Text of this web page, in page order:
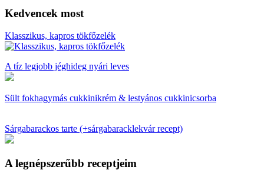
Kedvencek most
Klasszikus, kapros tökfőzelék
A tíz legjobb jéghideg nyári leves
Sült fokhagymás cukkinikrém & lestyános cukkinicsorba
Sárgabarackos tarte (+sárgabaracklekvár recept)
A legnépszerűbb receptjeim